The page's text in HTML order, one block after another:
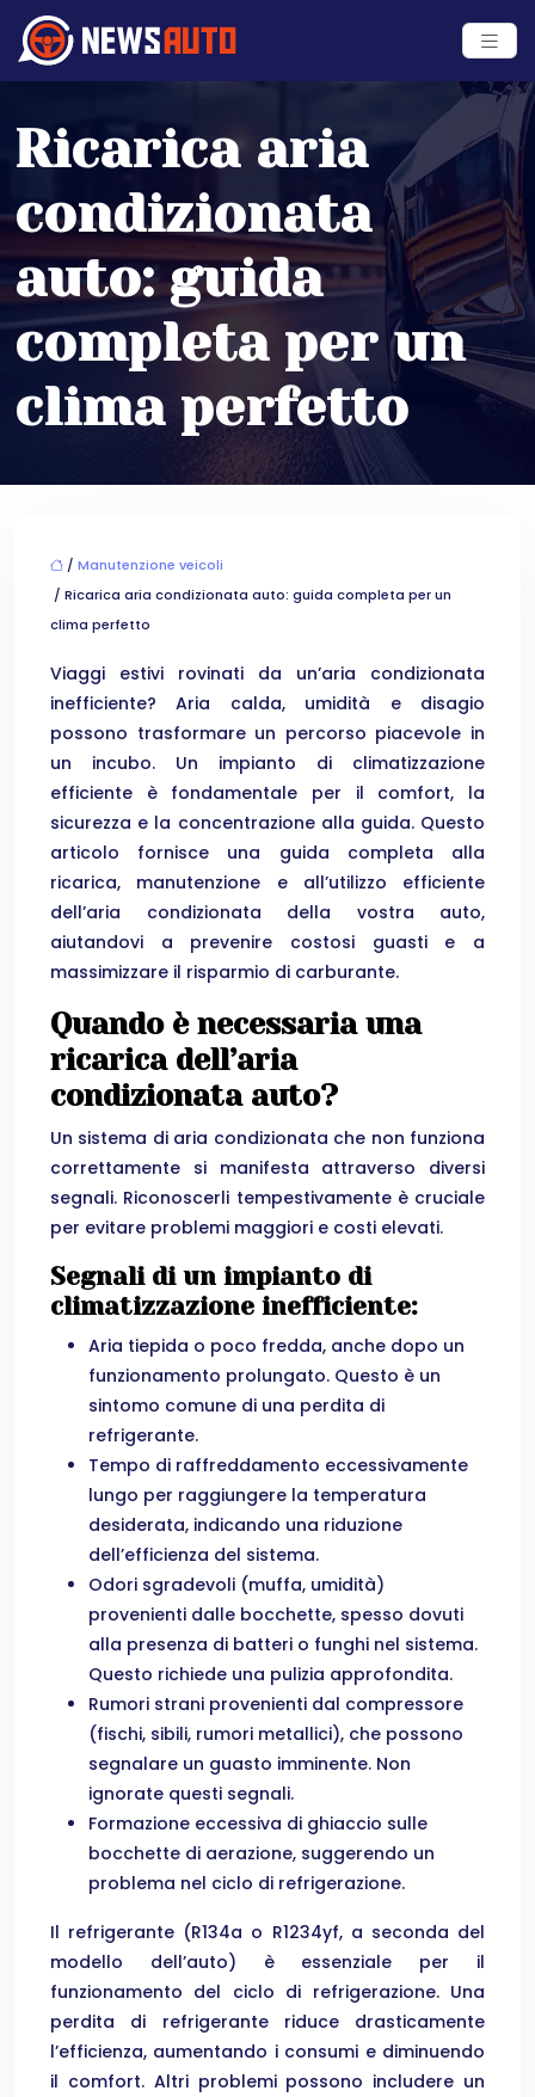
Ricarica aria
condizionata
auto: guida
completa per un
clima perfetto
/ Manutenzione veicoli
/ Ricarica aria condizionata auto: guida completa per un
clima perfetto
Viaggi estivi rovinati da un’aria condizionata
inefficiente? Aria calda, umidità e disagio
possono trasformare un percorso piacevole in
un incubo. Un impianto di climatizzazione
efficiente è fondamentale per il comfort, la
sicurezza e la concentrazione alla guida. Questo
articolo fornisce una guida completa alla
ricarica, manutenzione e all’utilizzo efficiente
dell’aria condizionata della vostra auto,
aiutandovi a prevenire costosi guasti e a
massimizzare il risparmio di carburante.
Quando è necessaria una
ricarica dell’aria
condizionata auto?
Un sistema di aria condizionata che non funziona
correttamente si manifesta attraverso diversi
segnali. Riconoscerli tempestivamente è cruciale
per evitare problemi maggiori e costi elevati.
Segnali di un impianto di
climatizzazione inefficiente:
Aria tiepida o poco fredda, anche dopo un
funzionamento prolungato. Questo è un
sintomo comune di una perdita di
refrigerante.
Tempo di raffreddamento eccessivamente
lungo per raggiungere la temperatura
desiderata, indicando una riduzione
dell’efficienza del sistema.
Odori sgradevoli (muffa, umidità)
provenienti dalle bocchette, spesso dovuti
alla presenza di batteri o funghi nel sistema.
Questo richiede una pulizia approfondita.
Rumori strani provenienti dal compressore
(fischi, sibili, rumori metallici), che possono
segnalare un guasto imminente. Non
ignorate questi segnali.
Formazione eccessiva di ghiaccio sulle
bocchette di aerazione, suggerendo un
problema nel ciclo di refrigerazione.
Il refrigerante (R134a o R1234yf, a seconda del
modello dell’auto) è essenziale per il
funzionamento del ciclo di refrigerazione. Una
perdita di refrigerante riduce drasticamente
l’efficienza, aumentando i consumi e diminuendo
il comfort. Altri problemi possono includere un